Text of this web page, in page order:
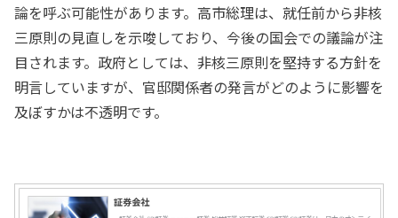
論を呼ぶ可能性があります。高市総理は、就任前から非核
三原則の見直しを示唆しており、今後の国会での議論が注
目されます。政府としては、非核三原則を堅持する方針を
明言していますが、官邸関係者の発言がどのように影響を
及ぼすかは不透明です。